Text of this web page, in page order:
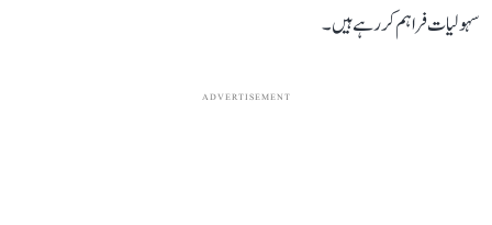
سہولیات فراہم کر رہے ہیں۔
ADVERTISEMENT